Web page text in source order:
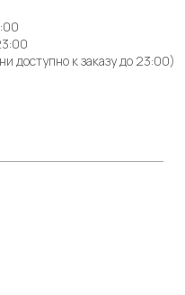
доступно к заказу до 23:00)